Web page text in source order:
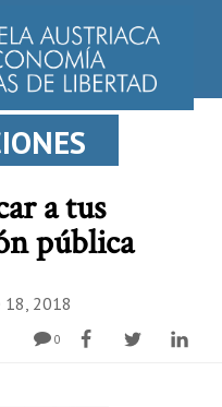
a tus
pública
18, 2018
0